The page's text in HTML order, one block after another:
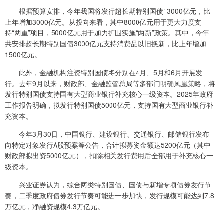
根据预算安排，今年我国将发行超长期特别国债13000亿元，比
上年增加3000亿元。从投向来看，其中8000亿元用于更大力度支
持“两重”项目，5000亿元用于加力扩围实施“两新”政策。其中，今年
共安排超长期特别国债3000亿元支持消费品以旧换新，比上年增加
1500亿元。
此外，金融机构注资特别国债将分别在4月、5月和6月开展发
行。去年9月以来，财政部、金融监管总局等多部门明确凤凰策略，将
发行特别国债支持国有大型商业银行补充核心一级资本。2025年政府
工作报告明确，拟发行特别国债5000亿元，支持国有大型商业银行补
充资本。
今年3月30日，中国银行、建设银行、交通银行、邮储银行发布
向特定对象发行A股预案等公告，合计拟募资金额达5200亿元（其中
财政部拟出资5000亿元），扣除相关发行费用后全部用于补充核心一
级资本。
兴业证券认为，综合两类特别国债、国债与新增专项债券发行节
奏，二季度政府债券发行节奏可能进一步加快，发行规模可能达到7.8
万亿元，净融资规模4.3万亿元。